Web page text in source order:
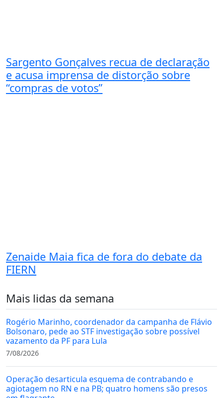
Sargento Gonçalves recua de declaração
e acusa imprensa de distorção sobre
“compras de votos”
Zenaide Maia fica de fora do debate da
FIERN
Mais lidas da semana
Rogério Marinho, coordenador da campanha de Flávio
Bolsonaro, pede ao STF investigação sobre possível
vazamento da PF para Lula
7/08/2026
Operação desarticula esquema de contrabando e
agiotagem no RN e na PB; quatro homens são presos